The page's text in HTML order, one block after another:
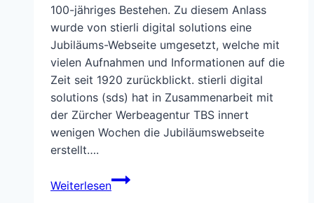
100-jähriges Bestehen. Zu diesem Anlass
wurde von stierli digital solutions eine
Jubiläums-Webseite umgesetzt, welche mit
vielen Aufnahmen und Informationen auf die
Zeit seit 1920 zurückblickt. stierli digital
solutions (sds) hat in Zusammenarbeit mit
der Zürcher Werbeagentur TBS innert
wenigen Wochen die Jubiläumswebseite
erstellt….
Weiterlesen
stierli
digital